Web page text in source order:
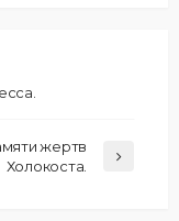
жертв
Холокоста.